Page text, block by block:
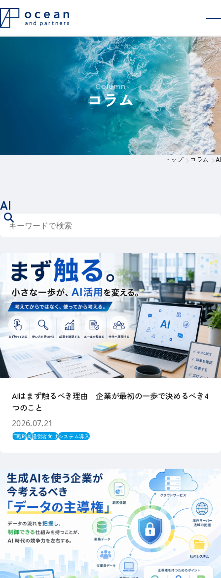
会社概要
採用情報
コラム
Column
コラム
トップ コラム AI
AI
キーワードで検索
AIはまず触るべき理由｜企業が最初の一歩で決めるべき4
つのこと
2026.07.21
IT戦略AI経営者向けシステム導入